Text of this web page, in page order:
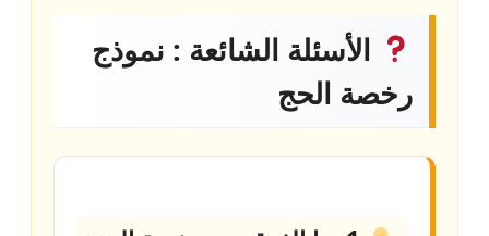
الأسئلة الشائعة : نموذج
رخصة الحج